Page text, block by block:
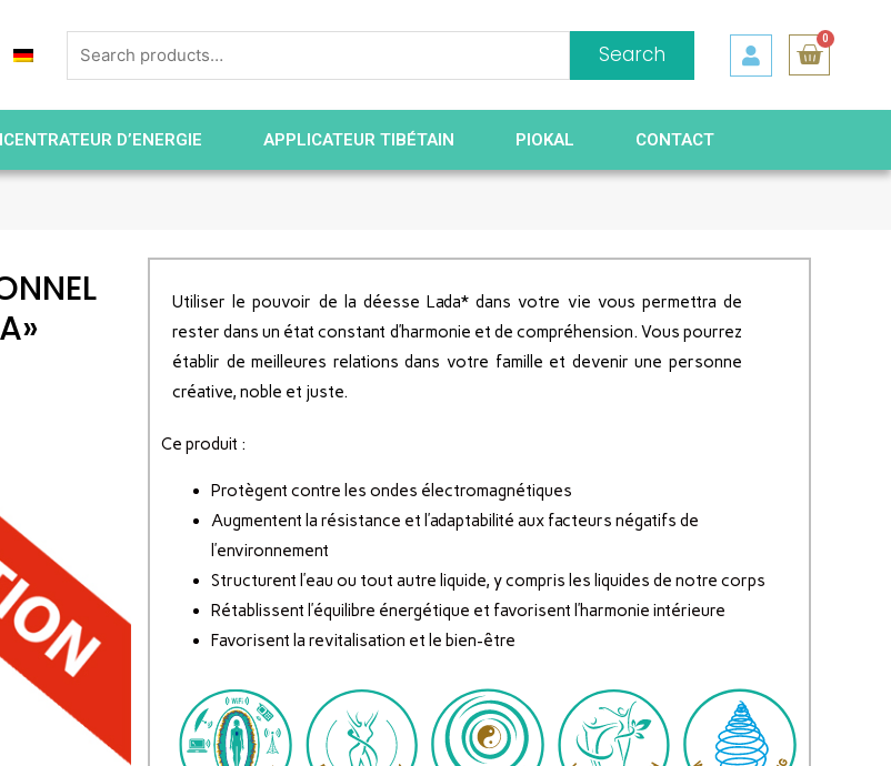
Search
0
D’ENERGIE APPLICATEUR TIBÉTAIN PIOKAL CONTACT
Utiliser le pouvoir de la déesse Lada* dans votre vie vous permettra de
rester dans un état constant d’harmonie et de compréhension. Vous pourrez
établir de meilleures relations dans votre famille et devenir une personne
créative, noble et juste.
Ce produit :
Protègent contre les ondes électromagnétiques
Augmentent la résistance et l’adaptabilité aux facteurs négatifs de
l’environnement
Structurent l’eau ou tout autre liquide, y compris les liquides de notre corps
Rétablissent l’équilibre énergétique et favorisent l’harmonie intérieure
Favorisent la revitalisation et le bien-être